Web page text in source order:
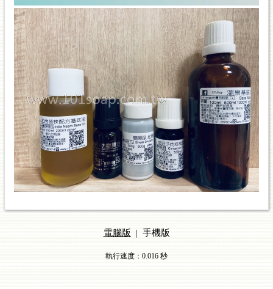
電腦版 | 手機版
執行速度 ：0.016 秒